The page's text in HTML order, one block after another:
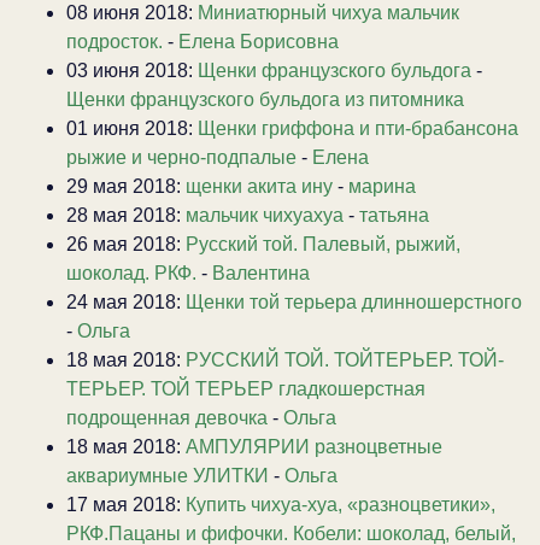
08 июня 2018: Миниатюрный чихуа мальчик
подросток. - Елена Борисовна
03 июня 2018: Щенки французского бульдога -
Щенки французского бульдога из питомника
01 июня 2018: Щенки гриффона и пти-брабансона
рыжие и черно-подпалые - Елена
29 мая 2018: щенки акита ину - марина
28 мая 2018: мальчик чихуахуа - татьяна
26 мая 2018: Русский той. Палевый, рыжий,
шоколад. РКФ. - Валентина
24 мая 2018: Щенки той терьера длинношерстного
- Ольга
18 мая 2018: РУССКИЙ ТОЙ. ТОЙТЕРЬЕР. ТОЙ-
ТЕРЬЕР. ТОЙ ТЕРЬЕР гладкошерстная
подрощенная девочка - Ольга
18 мая 2018: АМПУЛЯРИИ разноцветные
аквариумные УЛИТКИ - Ольга
17 мая 2018: Купить чихуа-хуа, «разноцветики»,
РКФ.Пацаны и фифочки. Кобели: шоколад, белый,